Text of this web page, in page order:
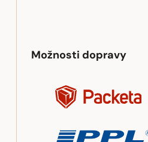
Možnosti dopravy